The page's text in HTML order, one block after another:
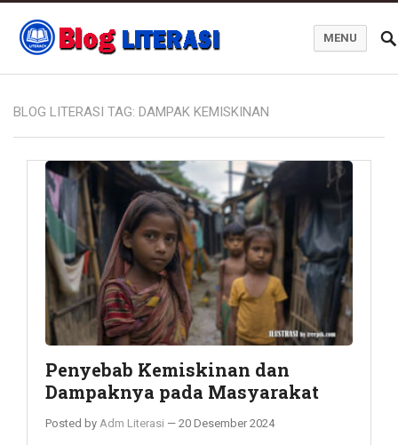
MENU
BLOG LITERASI TAG: DAMPAK KEMISKINAN
Penyebab Kemiskinan dan
Dampaknya pada Masyarakat
Posted by Adm Literasi — 20 Desember 2024